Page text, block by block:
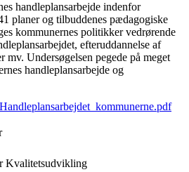
handleplansarbejde indenfor
planer og tilbuddenes pædagogiske
kommunernes politikker vedrørende
efteruddannelse af
mv. Undersøgelsen pegede på meget
handleplansarbejde og
Kvalitetsudvikling